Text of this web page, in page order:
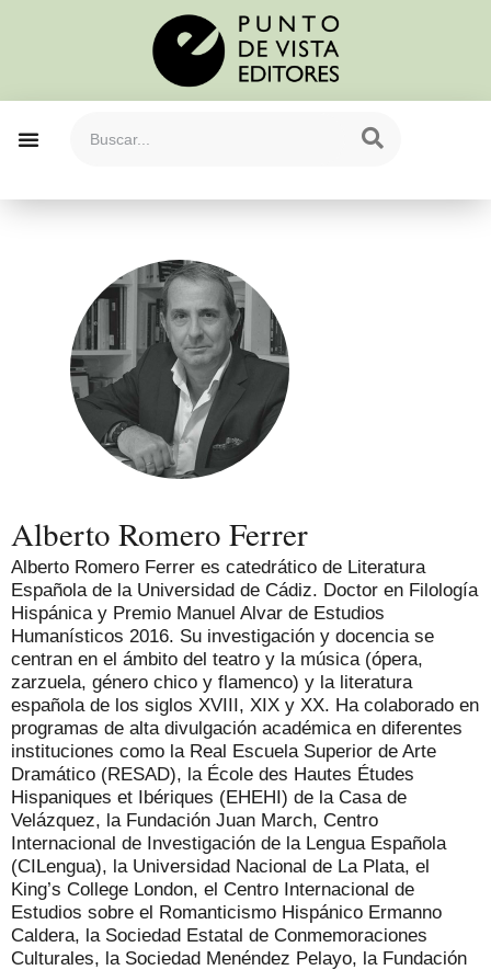
Alberto Romero Ferrer
Alberto Romero Ferrer es catedrático de Literatura
Española de la Universidad de Cádiz. Doctor en Filología
Hispánica y Premio Manuel Alvar de Estudios
Humanísticos 2016. Su investigación y docencia se
centran en el ámbito del teatro y la música (ópera,
zarzuela, género chico y flamenco) y la literatura
española de los siglos XVIII, XIX y XX. Ha colaborado en
programas de alta divulgación académica en diferentes
instituciones como la Real Escuela Superior de Arte
Dramático (RESAD), la École des Hautes Études
Hispaniques et Ibériques (EHEHI) de la Casa de
Velázquez, la Fundación Juan March, Centro
Internacional de Investigación de la Lengua Española
(CILengua), la Universidad Nacional de La Plata, el
King’s College London, el Centro Internacional de
Estudios sobre el Romanticismo Hispánico Ermanno
Caldera, la Sociedad Estatal de Conmemoraciones
Culturales, la Sociedad Menéndez Pelayo, la Fundación